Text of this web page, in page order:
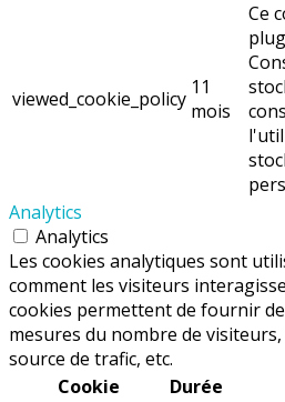
viewed_cookie_policy 11
mois
Ce
Analytics
Analytics
Les cookies analytiques sont
comment les visiteurs
cookies permettent de fournir
mesures du nombre de
source de trafic, etc.
Cookie
Durée